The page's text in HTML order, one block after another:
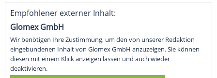
Empfohlener externer Inhalt:
Glomex GmbH
Wir benötigen Ihre Zustimmung, um den von unserer Redaktion
eingebundenen Inhalt von Glomex GmbH anzuzeigen. Sie können
diesen mit einem Klick anzeigen lassen und auch wieder
deaktivieren.